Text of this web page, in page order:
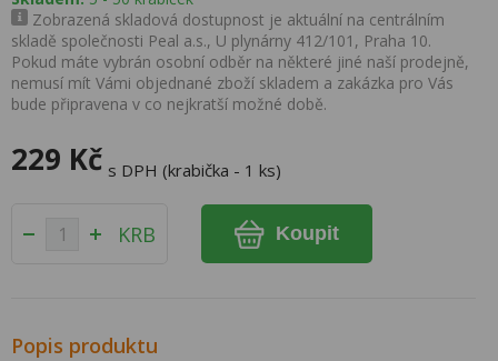
Zobrazená skladová dostupnost je aktuální na centrálním
skladě společnosti Peal a.s., U plynárny 412/101, Praha 10.
Pokud máte vybrán osobní odběr na některé jiné naší prodejně,
nemusí mít Vámi objednané zboží skladem a zakázka pro Vás
bude připravena v co nejkratší možné době.
229 Kč s DPH (krabička - 1 ks)
KRB Koupit
Popis produktu